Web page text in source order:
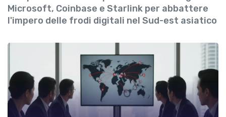
Microsoft, Coinbase e Starlink per abbattere
l'impero delle frodi digitali nel Sud-est asiatico